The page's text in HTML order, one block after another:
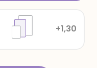
+1,30